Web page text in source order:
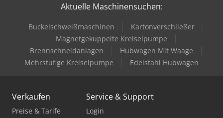
Aktuelle Maschinensuchen:
Buckelschweißmaschinen
Kartonverschließer
Magnetgekuppelte Kreiselpumpe
Brennschneidanlagen
Hubwagen Mit Waage
Mehrstufige Kreiselpumpe
Edelstahl Hubwagen
Verkaufen
Preise & Tarife
Service & Support
Login